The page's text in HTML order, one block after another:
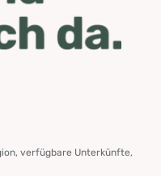
verfügbare Unterkünfte,